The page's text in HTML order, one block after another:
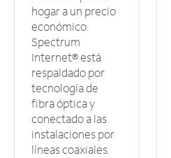
hogar a un precio
económico.
Spectrum
Internet® está
respaldado por
tecnología de
fibra óptica y
conectado a las
instalaciones por
líneas coaxiales.